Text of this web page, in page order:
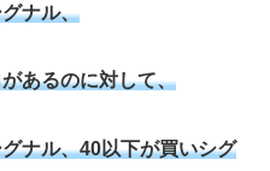
ナル、
あるのに対して、
ナル、40以下が買いシグ